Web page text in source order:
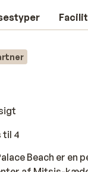
til 4
Beach er en